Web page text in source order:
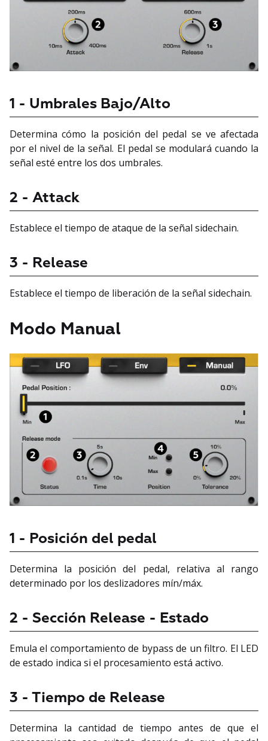
1 - Umbrales Bajo/Alto
Determina cómo la posición del pedal se ve afectada
por el nivel de la señal. El pedal se modulará cuando la
señal esté entre los dos umbrales.
2 - Attack
Establece el tiempo de ataque de la señal sidechain.
3 - Release
Establece el tiempo de liberación de la señal sidechain.
Modo Manual
1 - Posición del pedal
Determina la posición del pedal, relativa al rango
determinado por los deslizadores mín/máx.
2 - Sección Release - Estado
Emula el comportamiento de bypass de un filtro. El LED
de estado indica si el procesamiento está activo.
3 - Tiempo de Release
Determina la cantidad de tiempo antes de que el